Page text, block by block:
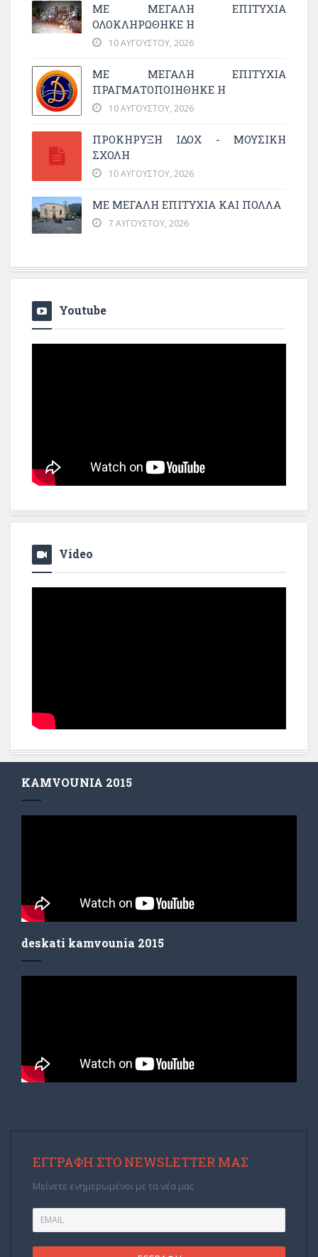
ΜΕ ΜΕΓΆΛΗ ΕΠΙΤΥΧΊΑ
ΟΛΟΚΛΗΡΏΘΗΚΕ Η
10 ΑΥΓΟΎΣΤΟΥ, 2026
ΜΕ ΜΕΓΆΛΗ ΕΠΙΤΥΧΊΑ
ΠΡΑΓΜΑΤΟΠΟΙΉΘΗΚΕ Η
10 ΑΥΓΟΎΣΤΟΥ, 2026
ΠΡΟΚΗΡΥΞΗ ΙΔΟΧ - ΜΟΥΣΙΚΗ
ΣΧΟΛΗ
10 ΑΥΓΟΎΣΤΟΥ, 2026
ΜΕ ΜΕΓΆΛΗ ΕΠΙΤΥΧΊΑ ΚΑΙ ΠΟΛΛΆ
7 ΑΥΓΟΎΣΤΟΥ, 2026
Youtube
Video
KAMVOUNIA 2015
deskati kamvounia 2015
ΕΓΓΡΑΦΉ ΣΤΟ NEWSLETTER ΜΑΣ
Μείνετε ενημερωμένοι με τα νέα μας